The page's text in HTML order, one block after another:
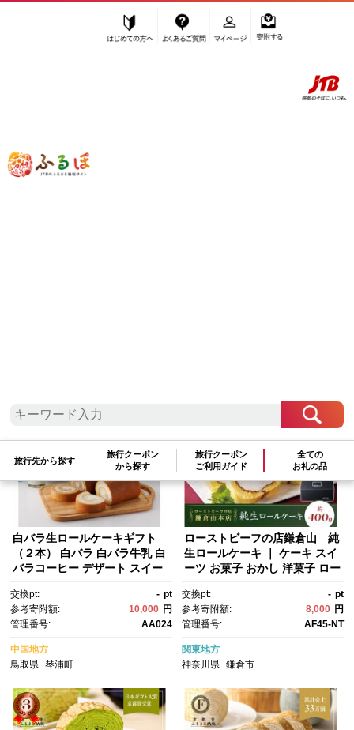
ふるぽ JTBのふるさと納税サイト
旅行先から探す
旅行クーポン
から探す
旅行クーポン
ご利用ガイド
全ての
お礼の品
「ふるさと納税」TOP
ケーキ・カステラ
参考寄附額順
白バラ生ロールケーキギフト
（２本） 白バラ 白バラ牛乳 白
バラコーヒー デザート スイー
琲 クリーム ホイップクリー
ム くちどけ しっとり 美味し
い おいしい 人気 おすすめ 鳥取
県 琴浦町 送料無料
交換pt: - pt
参考寄附額:
10,000 円
管理番号:
AA024
中国地方
鳥取県
琴浦町
ローストビーフの店鎌倉山 純
生ロールケーキ ｜ ケーキ スイ
ーツ お菓子 おかし 洋菓子 ロー
ム 人気 おすすめ デザート ギフ
ト プレゼント 食べ比べ ふわふ
わ 送料無料 神奈川 鎌倉
交換pt: - pt
参考寄附額:
8,000 円
管理番号:
AF45-NT
関東地方
神奈川県 鎌倉市